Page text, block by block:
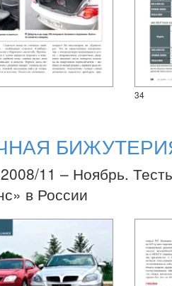
34
11 – Ноябрь.
в России